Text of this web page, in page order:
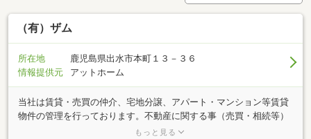
（有）ザム
所在地
鹿児島県出水市本町１３－３６
情報提供元
アットホーム
当社は賃貸・売買の仲介、宅地分譲、アパート・マンション等賃貸
物件の管理を行っております。不動産に関する事（売買・相続等）
についてはお気軽にご相談下さい。スタッフ一同親身になってお客
もっと見る